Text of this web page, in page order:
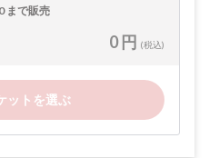
まで販売
0 円 (税込)
ットを選ぶ